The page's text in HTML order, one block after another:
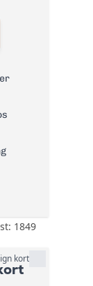
på
og
på
1849
kort